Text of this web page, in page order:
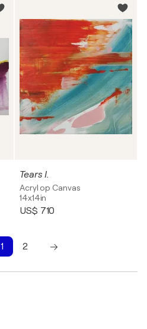
Tears I.
Acryl op Canvas
14x14in
US$ 710
1 2